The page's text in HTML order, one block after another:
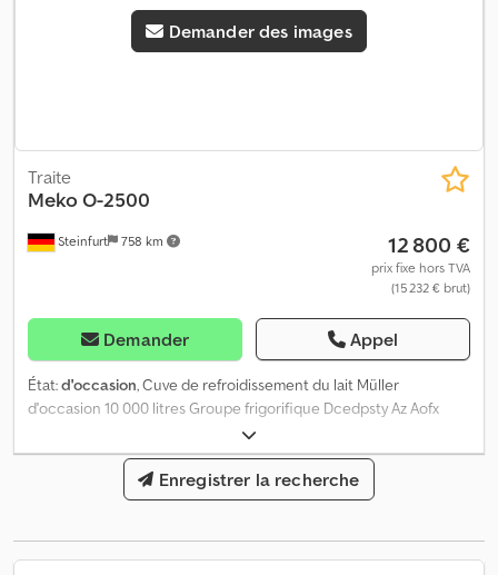
Demander des images
Steinfurt 758 km
Traite
MekoO-2500
12 800 €
prix fixe hors TVA
(15 232 € brut)
Demander Appel
État:d'occasion, Cuve de refroidissement du lait Müller
d'occasion 10 000 litres Groupe frigorifique Dcedpsty Az Aofx
Enregistrer la recherche